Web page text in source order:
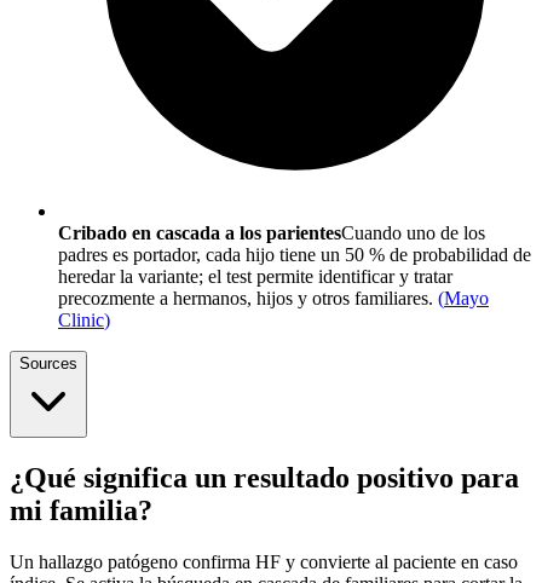
Cribado en cascada a los parientesCuando uno de los
padres es portador, cada hijo tiene un 50 % de probabilidad de
heredar la variante; el test permite identificar y tratar
precozmente a hermanos, hijos y otros familiares. (Mayo
Clinic)
Sources
¿Qué significa un resultado positivo para
mi familia?
Un hallazgo patógeno confirma HF y convierte al paciente en caso